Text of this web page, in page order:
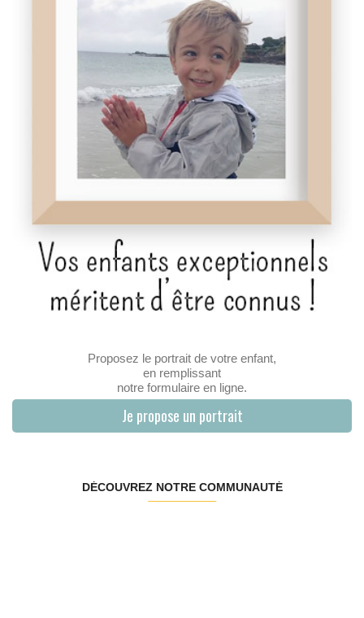
Proposez le portrait de votre enfant,
en remplissant
notre formulaire en ligne.
Je propose un portrait
DÉCOUVREZ NOTRE COMMUNAUTÉ